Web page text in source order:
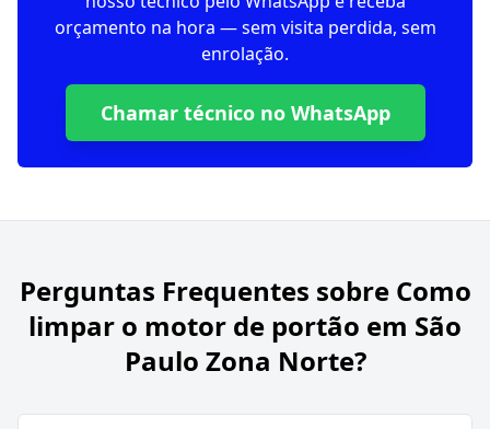
orçamento na hora — sem visita perdida, sem
enrolação.
Chamar técnico no WhatsApp
Perguntas Frequentes sobre Como
limpar o motor de portão em São
Paulo Zona Norte?